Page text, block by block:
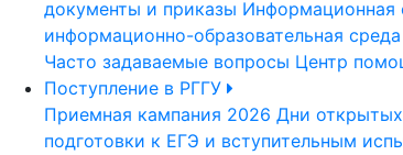
документы и приказы Информационная
информационно-образовательная среда
Часто задаваемые вопросы Центр
Поступление в РГГУ
Приемная кампания 2026 Дни
подготовки к ЕГЭ и вступительным